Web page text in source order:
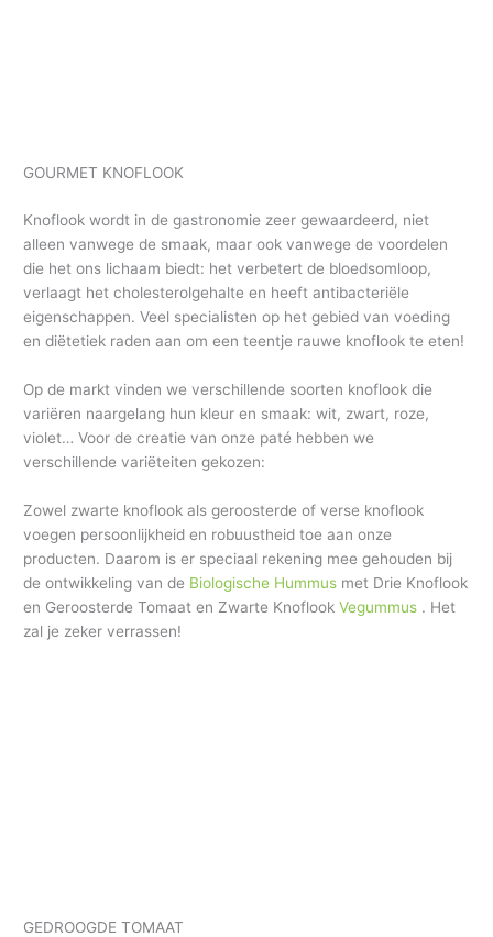
GOURMET KNOFLOOK
Knoflook wordt in de gastronomie zeer gewaardeerd, niet
alleen vanwege de smaak, maar ook vanwege de voordelen
die het ons lichaam biedt: het verbetert de bloedsomloop,
verlaagt het cholesterolgehalte en heeft antibacteriële
eigenschappen. Veel specialisten op het gebied van voeding
en diëtetiek raden aan om een teentje rauwe knoflook te eten!
Op de markt vinden we verschillende soorten knoflook die
variëren naargelang hun kleur en smaak: wit, zwart, roze,
violet… Voor de creatie van onze paté hebben we
verschillende variëteiten gekozen:
Zowel zwarte knoflook als geroosterde of verse knoflook
voegen persoonlijkheid en robuustheid toe aan onze
producten. Daarom is er speciaal rekening mee gehouden bij
de ontwikkeling van de Biologische Hummus met Drie Knoflook
en Geroosterde Tomaat en Zwarte KnoflookVegummus . Het
zal je zeker verrassen!
GEDROOGDE TOMAAT